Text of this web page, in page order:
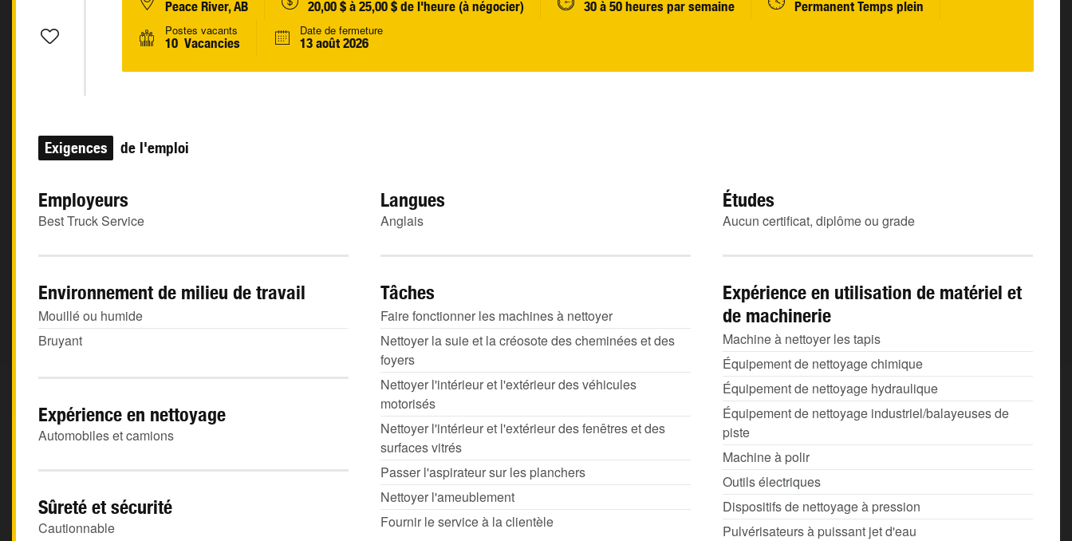
Peace River, AB 20,00 $ à 25,00 $ de l'heure (à négocier) 30 à 50 heures par semaine Permanent Temps plein
Postes vacants
10 Vacancies
Date de fermeture
13 août 2026
Exigences de l'emploi
Employeurs
Best Truck Service
Langues
Anglais
Études
Aucun certificat, diplôme ou grade
Environnement de milieu de travail
Mouillé ou humide
Bruyant
Tâches
Faire fonctionner les machines à nettoyer
Nettoyer la suie et la créosote des cheminées et des
foyers
Nettoyer l'intérieur et l'extérieur des véhicules
motorisés
Nettoyer l'intérieur et l'extérieur des fenêtres et des
surfaces vitrés
Passer l'aspirateur sur les planchers
Nettoyer l'ameublement
Fournir le service à la clientèle
Expérience en utilisation de matériel et
de machinerie
Machine à nettoyer les tapis
Équipement de nettoyage chimique
Équipement de nettoyage hydraulique
Équipement de nettoyage industriel/balayeuses de
piste
Machine à polir
Outils électriques
Dispositifs de nettoyage à pression
Pulvérisateurs à puissant jet d'eau
Expérience en nettoyage
Automobiles et camions
Sûreté et sécurité
Cautionnable